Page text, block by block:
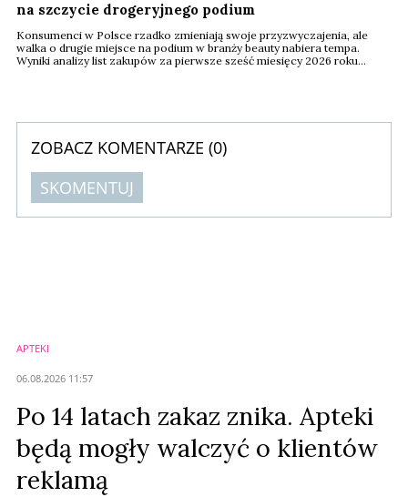
na szczycie drogeryjnego podium
Konsumenci w Polsce rzadko zmieniają swoje przyzwyczajenia, ale
walka o drugie miejsce na podium w branży beauty nabiera tempa.
Wyniki analizy list zakupów za pierwsze sześć miesięcy 2026 roku
ZOBACZ KOMENTARZE (0)
SKOMENTUJ
APTEKI
06.08.2026 11:57
Po 14 latach zakaz znika. Apteki
będą mogły walczyć o klientów
reklamą